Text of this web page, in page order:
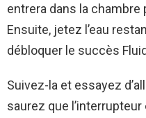
entrera dans la
Ensuite, jetez l’eau
débloquer le succès
Suivez-la et essayez
saurez que